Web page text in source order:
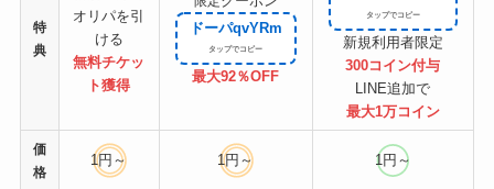
特
典
オリパを引
ける
無料チケッ
ト獲得
ドーパqvYRm
最大92％OFF
新規利用者限定
300コイン付与
LINE追加で
最大1万コイン
価
格
1円～ 1円～ 1円～